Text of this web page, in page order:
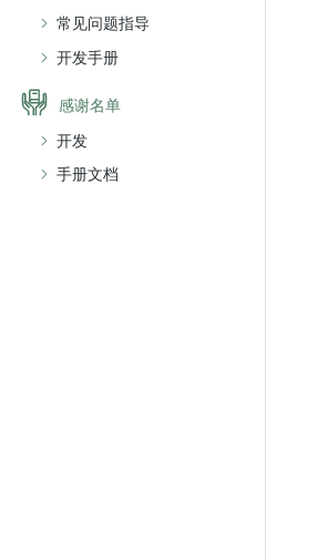
常见问题指导
开发手册
感谢名单
开发
手册文档